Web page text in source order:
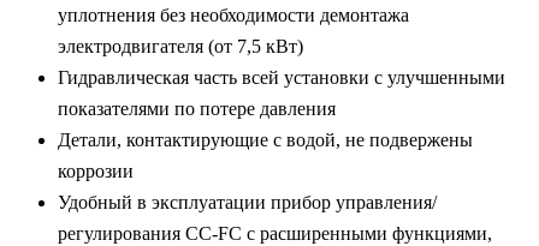
уплотнения без необходимости демонтажа
электродвигателя (от 7,5 кВт)
Гидравлическая часть всей установки с улучшенными
показателями по потере давления
Детали, контактирующие с водой, не подвержены
коррозии
Удобный в эксплуатации прибор управления/
регулирования CC-FC с расширенными функциями,